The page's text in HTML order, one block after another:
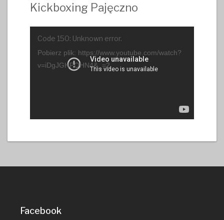
Kickboxing Pajęczno
Code 150: Unknown error.
Pobierz plik: https://www.youtube.com/watch?
v=iDgJGHPQHN4&_=2
Facebook